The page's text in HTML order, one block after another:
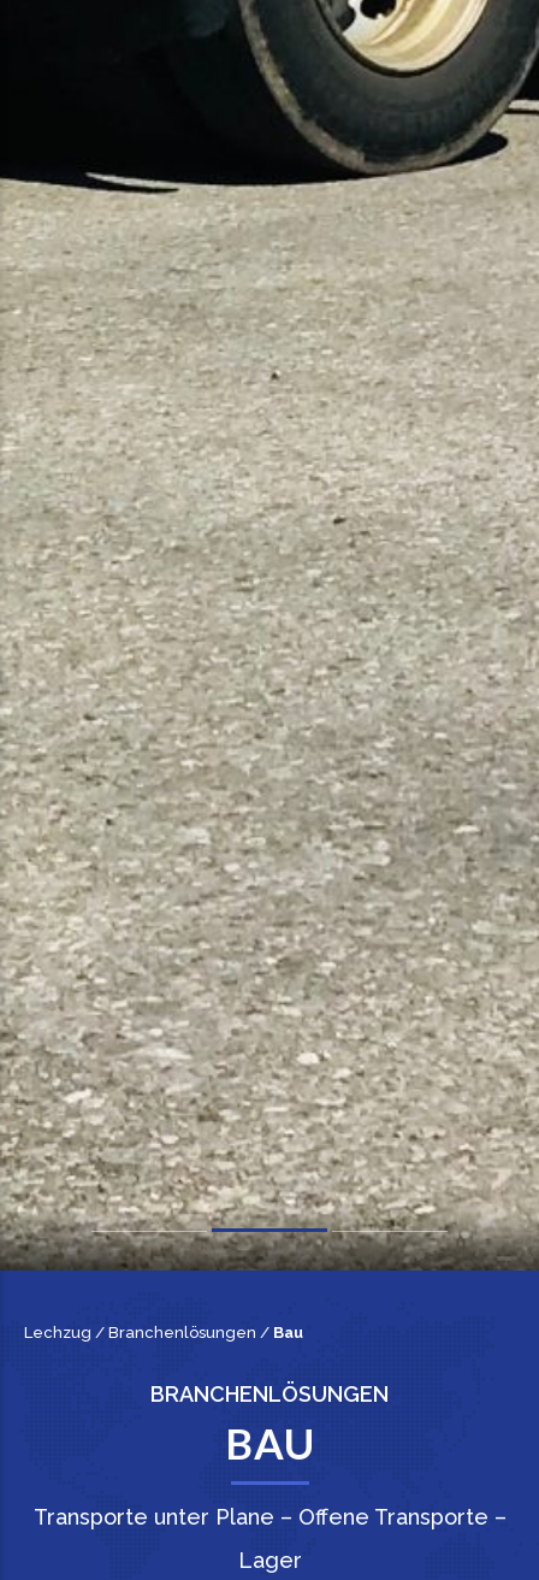
Lechzug / Branchenlösungen / Bau
BRANCHENLÖSUNGEN
BAU
Transporte unter Plane – Offene Transporte –
Lager